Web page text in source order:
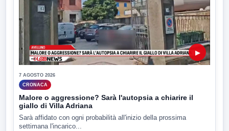
▶
7 AGOSTO 2026
CRONACA
Malore o aggressione? Sarà l'autopsia a chiarire il
giallo di Villa Adriana
Sarà affidato con ogni probabilità all'inizio della prossima
settimana l'incarico...